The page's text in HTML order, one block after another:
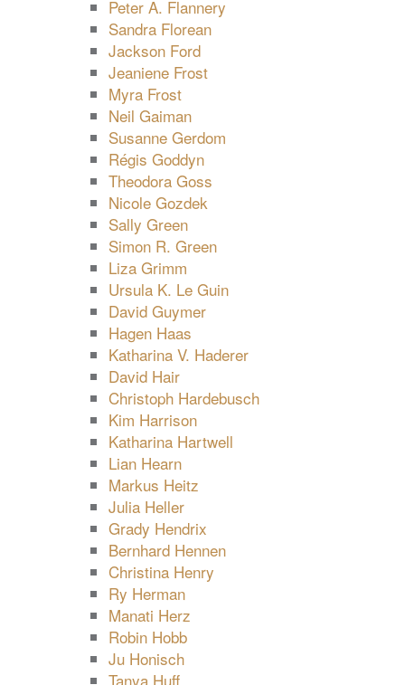
Peter A. Flannery
Sandra Florean
Jackson Ford
Jeaniene Frost
Myra Frost
Neil Gaiman
Susanne Gerdom
Régis Goddyn
Theodora Goss
Nicole Gozdek
Sally Green
Simon R. Green
Liza Grimm
Ursula K. Le Guin
David Guymer
Hagen Haas
Katharina V. Haderer
David Hair
Christoph Hardebusch
Kim Harrison
Katharina Hartwell
Lian Hearn
Markus Heitz
Julia Heller
Grady Hendrix
Bernhard Hennen
Christina Henry
Ry Herman
Manati Herz
Robin Hobb
Ju Honisch
Tanya Huff